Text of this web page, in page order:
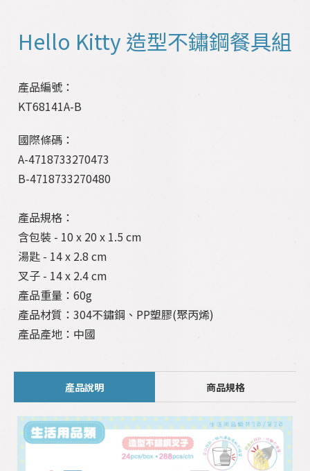
Hello Kitty 造型不鏽鋼餐具組
產品編號：
KT68141A-B
國際條碼：
A-4718733270473
B-4718733270480
產品規格：
含包裝 - 10 x 20 x 1.5 cm
湯匙 - 14 x 2.8 cm
叉子 - 14 x 2.4 cm
產品重量：60g
產品材質：304不鏽鋼、PP塑膠(聚丙烯)
產品產地：中國
產品說明 商品規格